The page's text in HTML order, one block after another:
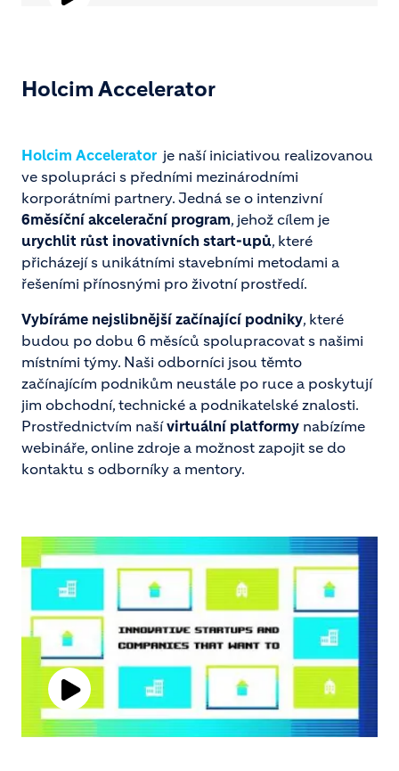
Holcim Accelerator
Holcim Accelerator je naší iniciativou realizovanou
ve spolupráci s předními mezinárodními
korporátními partnery. Jedná se o intenzivní
6měsíční akcelerační program, jehož cílem je
urychlit růst inovativních start-upů, které
přicházejí s unikátními stavebními metodami a
řešeními přínosnými pro životní prostředí.
Vybíráme nejslibnější začínající podniky, které
budou po dobu 6 měsíců spolupracovat s našimi
místními týmy. Naši odborníci jsou těmto
začínajícím podnikům neustále po ruce a poskytují
jim obchodní, technické a podnikatelské znalosti.
Prostřednictvím našívirtuální platformy nabízíme
webináře, online zdroje a možnost zapojit se do
kontaktu s odborníky a mentory.
Play